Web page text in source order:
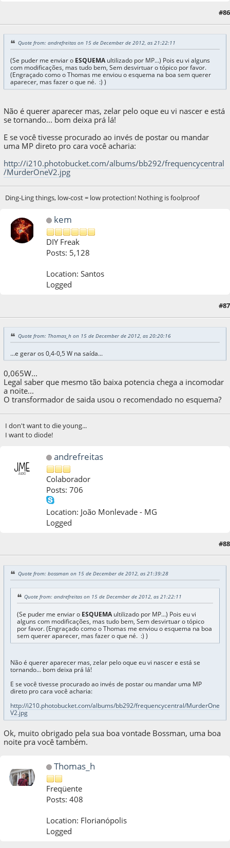
#86
Quote from: andrefreitas on 15 de December de 2012, as 21:22:11
(Se puder me enviar o ESQUEMAultilizado por MP...) Pois eu vi alguns
com modificações, mas tudo bem, Sem desvirtuar o tópico por favor.
(Engraçado como o Thomas me enviou o esquema na boa sem querer
aparecer, mas fazer o que né. :) )
Não é querer aparecer mas, zelar pelo oque eu vi nascer e está
se tornando... bom deixa prá lá!
E se você tivesse procurado ao invés de postar ou mandar
uma MP direto pro cara você acharia:
http://i210.photobucket.com/albums/bb292/frequencycentral
/MurderOneV2.jpg
Ding-Ling things, low-cost = low protection! Nothing is foolproof
kem
DIY Freak
Posts: 5,128
Location: Santos
Logged
#87
Quote from: Thomas_h on 15 de December de 2012, as 20:20:16
...e gerar os 0,4-0,5 W na saída...
0,065W...
Legal saber que mesmo tão baixa potencia chega a incomodar
a noite...
O transformador de saida usou o recomendado no esquema?
I don't want to die young...
I want to diode!
andrefreitas
Colaborador
Posts: 706
Location: João Monlevade - MG
Logged
#88
Quote from: bossman on 15 de December de 2012, as 21:39:28
Quote from: andrefreitas on 15 de December de 2012, as 21:22:11
(Se puder me enviar o ESQUEMAultilizado por MP...) Pois eu vi
alguns com modificações, mas tudo bem, Sem desvirtuar o tópico
por favor. (Engraçado como o Thomas me enviou o esquema na boa
sem querer aparecer, mas fazer o que né. :) )
Não é querer aparecer mas, zelar pelo oque eu vi nascer e está se
tornando... bom deixa prá lá!
E se você tivesse procurado ao invés de postar ou mandar uma MP
direto pro cara você acharia:
http://i210.photobucket.com/albums/bb292/frequencycentral/MurderOne
V2.jpg
Ok, muito obrigado pela sua boa vontade Bossman, uma boa
noite pra você também.
Thomas_h
Freqüente
Posts: 408
Location: Florianópolis
Logged